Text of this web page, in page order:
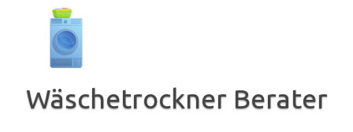
springen
Wäschetrockner Berater